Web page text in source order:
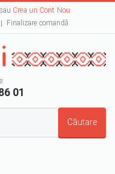
sau Crea un Cont Nou
Finalizare comandă
01